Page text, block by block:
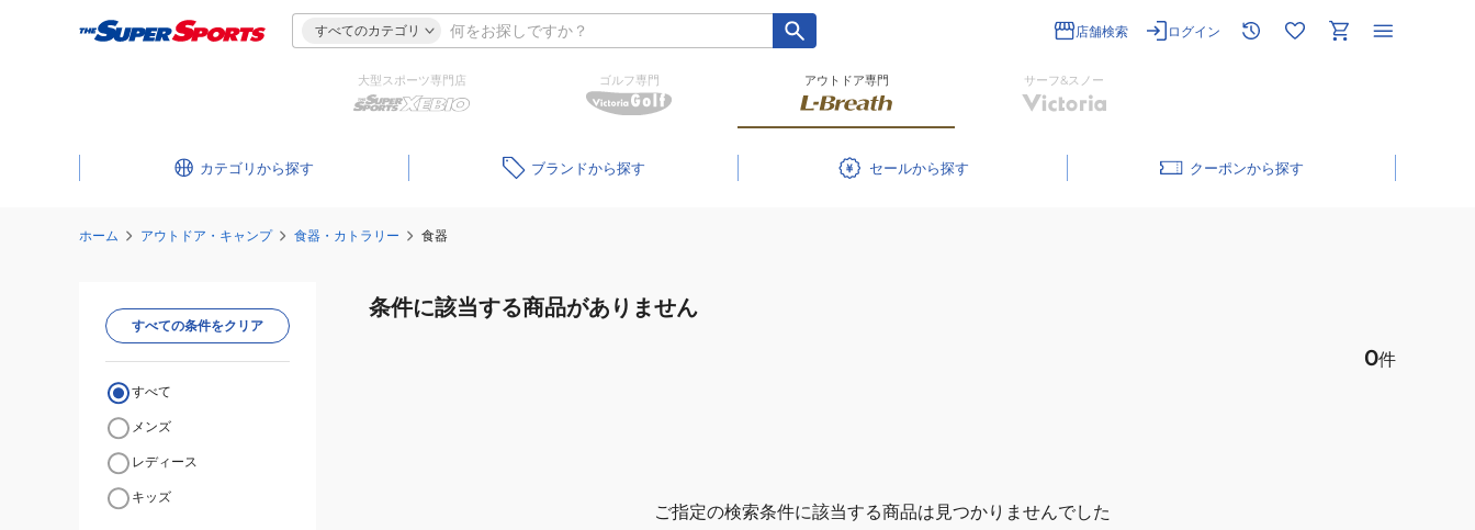
すべてのカテゴリ 店舗検索 ログイン
大型スポーツ専門店 ゴルフ専門 アウトドア専門 サーフ&スノー
カテゴリ ブランド セール クーポン
ホーム アウトドア・キャンプ 食器・カトラリー 食器
条件に該当する商品がありません
0件
ご指定の検索条件に該当する商品は見つかりませんでした
すべての条件をクリア
すべて
メンズ
レディース
キッズ